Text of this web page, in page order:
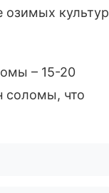
озимых культур
– 15-20
соломы, что